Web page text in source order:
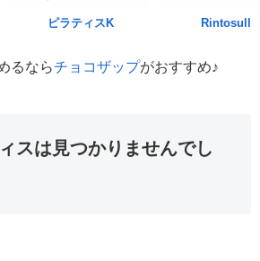
ピラティスK Rintosull
るならチョコザップがおすすめ♪
スは見つかりませんでし